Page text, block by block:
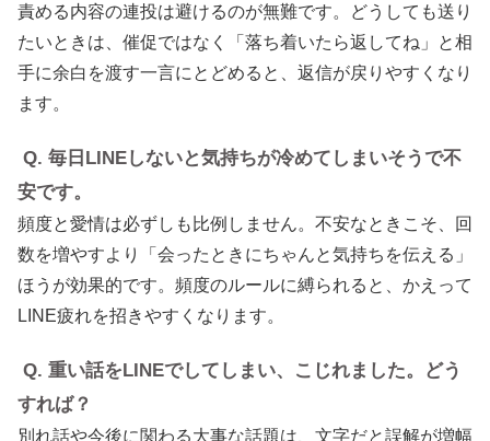
責める内容の連投は避けるのが無難です。どうしても送り
たいときは、催促ではなく「落ち着いたら返してね」と相
手に余白を渡す一言にとどめると、返信が戻りやすくなり
ます。
Q. 毎日LINEしないと気持ちが冷めてしまいそうで不
安です。
頻度と愛情は必ずしも比例しません。不安なときこそ、回
数を増やすより「会ったときにちゃんと気持ちを伝える」
ほうが効果的です。頻度のルールに縛られると、かえって
LINE疲れを招きやすくなります。
Q. 重い話をLINEでしてしまい、こじれました。どう
すれば？
別れ話や今後に関わる大事な話題は、文字だと誤解が増幅